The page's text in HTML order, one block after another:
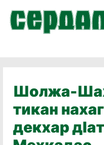
Шолжа-
тикан
декхар